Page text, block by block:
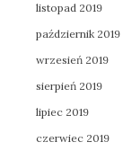
listopad 2019
październik 2019
wrzesień 2019
sierpień 2019
lipiec 2019
czerwiec 2019